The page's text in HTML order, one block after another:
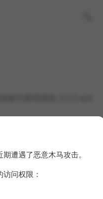
遭遇了恶意木马攻击。
问权限：